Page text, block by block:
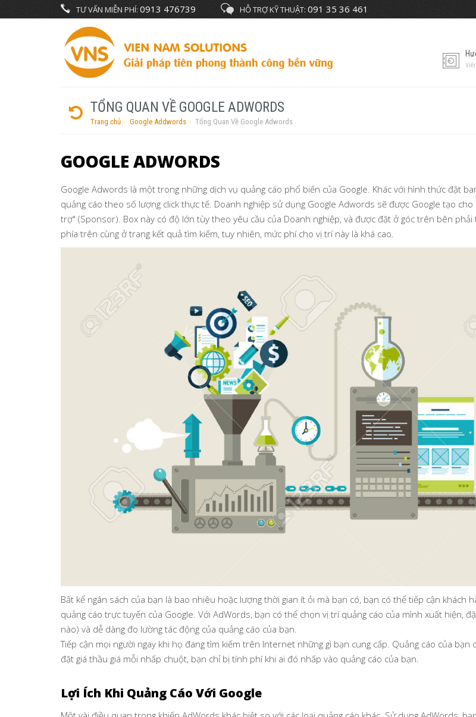
TƯ VẤN MIỄN PHÍ: 0913 476739 HỖ TRỢ KỸ THUẬT: 091 35 36 461
TỔNG QUAN VỀ GOOGLE ADWORDS
Trang chủ Google Addwords Tổng Quan Về Google Adwords
GOOGLE ADWORDS
Google Adwords là một trong những dịch vụ quảng cáo phổ biến của Google. Khác với hình thức đặt
quảng cáo theo số lượng click thực tế. Doanh nghiệp sử dụng Google Adwords sẽ được Google tạo
trợ" (Sponsor). Box này có độ lớn tùy theo yêu cầu của Doanh nghiệp, và được đặt ở góc trên bên
phía trên cùng ở trang kết quả tìm kiếm, tuy nhiên, mức phí cho vị trí này là khá cao.
Bất kể ngân sách của bạn là bao nhiêu hoặc lượng thời gian ít ỏi mà bạn có, bạn có thể tiếp cận
quảng cáo trực tuyến của Google. Với AdWords, bạn có thể chọn vị trí quảng cáo của mình xuất hiện,
nào) và dễ dàng đo lường tác động của quảng cáo của bạn.
Tiếp cận mọi người ngay khi họ đang tìm kiếm trên Internet những gì bạn cung cấp. Quảng cáo của
đặt giá thầu giá mỗi nhấp chuột, bạn chỉ bị tính phí khi ai đó nhấp vào quảng cáo của bạn.
Lợi Ích Khi Quảng Cáo Với Google